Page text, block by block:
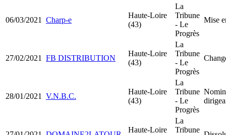
06/03/2021 Charp-e
Haute-Loire
(43)
La
Tribune
- Le
Progrès
Mise
27/02/2021 FB DISTRIBUTION
Haute-Loire
(43)
La
Tribune
- Le
Progrès
28/01/2021 V.N.B.C.
Haute-Loire
(43)
La
Tribune
- Le
Progrès
Haute-Loire
La
Tribune